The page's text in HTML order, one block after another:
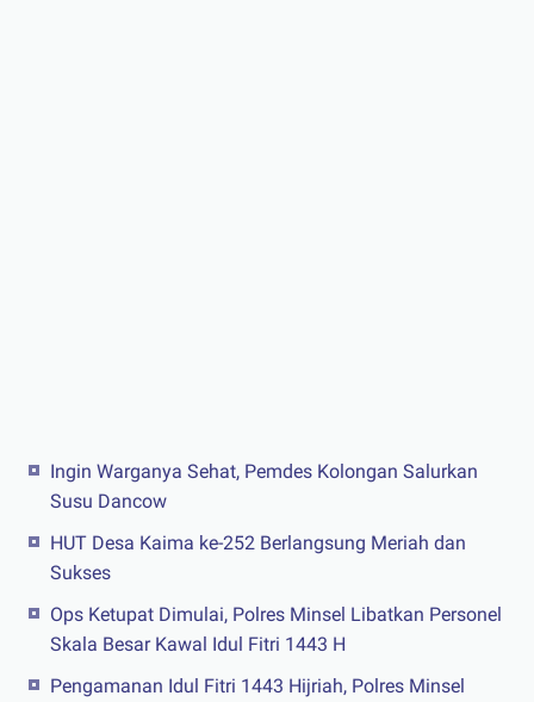
Ingin Warganya Sehat, Pemdes Kolongan Salurkan
Susu Dancow
HUT Desa Kaima ke-252 Berlangsung Meriah dan
Sukses
Ops Ketupat Dimulai, Polres Minsel Libatkan Personel
Skala Besar Kawal Idul Fitri 1443 H
Pengamanan Idul Fitri 1443 Hijriah, Polres Minsel